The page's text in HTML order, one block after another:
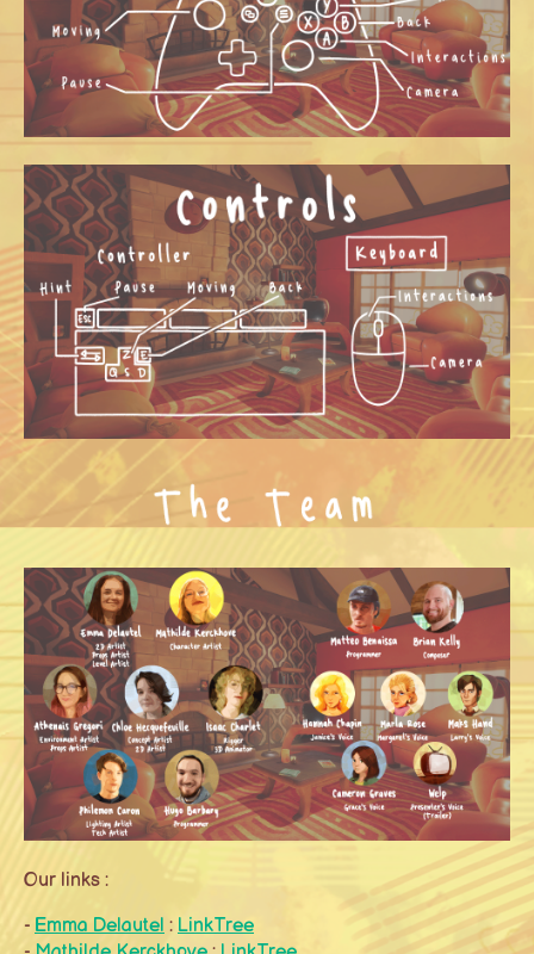
Our links :
- Emma Delautel : LinkTree